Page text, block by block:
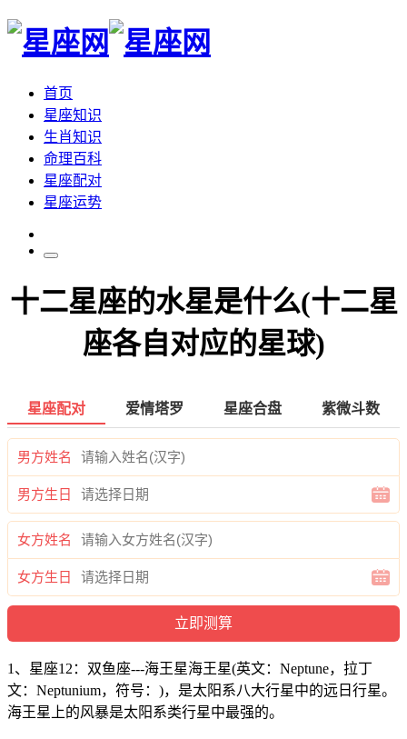
首页
星座知识
生肖知识
命理百科
星座配对
星座运势
十二星座的水星是什么(十二星
座各自对应的星球)
星座配对 爱情塔罗 星座合盘 紫微斗数
男方姓名
男方生日
女方姓名
女方生日
1、星座12：双鱼座---海王星海王星(英文：Neptune，拉丁
文：Neptunium，符号：)，是太阳系八大行星中的远日行星。
海王星上的风暴是太阳系类行星中最强的。